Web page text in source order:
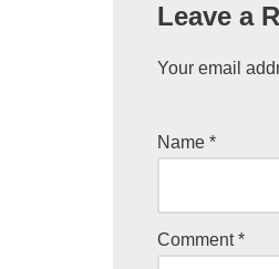
Leave a
Your email
Name *
Comment*